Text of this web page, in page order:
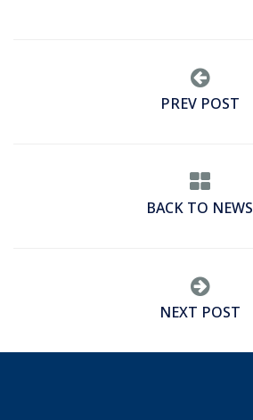
PREV POST
BACK TO NEWS
NEXT POST